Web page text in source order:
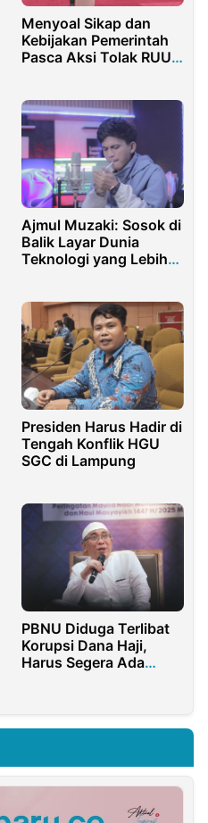
Menyoal Sikap dan
Kebijakan Pemerintah
Pasca Aksi Tolak RUU
Ajmul Muzaki: Sosok di
Balik Layar Dunia
Teknologi yang Lebih
Presiden Harus Hadir di
Tengah Konflik HGU
SGC di Lampung
PBNU Diduga Terlibat
Korupsi Dana Haji,
Harus Segera Ada